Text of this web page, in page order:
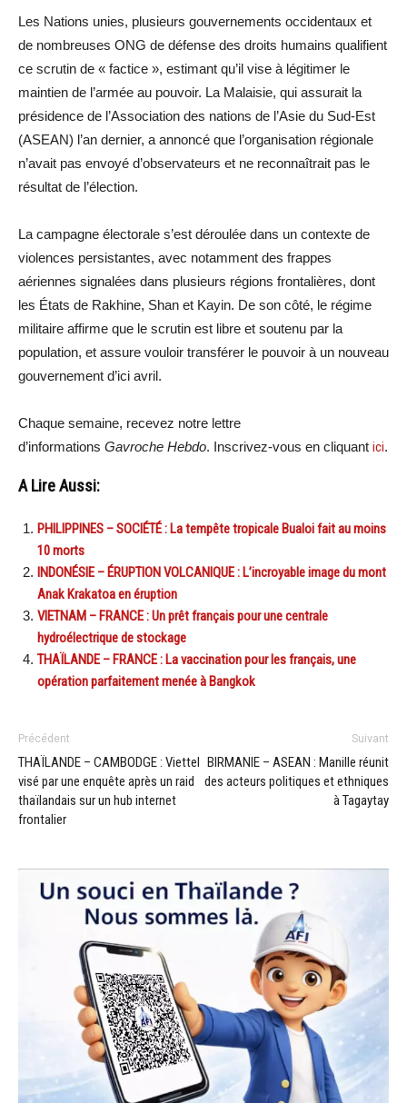
Les Nations unies, plusieurs gouvernements occidentaux et
de nombreuses ONG de défense des droits humains qualifient
ce scrutin de « factice », estimant qu’il vise à légitimer le
maintien de l’armée au pouvoir. La Malaisie, qui assurait la
présidence de l’Association des nations de l’Asie du Sud-Est
(ASEAN) l’an dernier, a annoncé que l’organisation régionale
n’avait pas envoyé d’observateurs et ne reconnaîtrait pas le
résultat de l’élection.
La campagne électorale s’est déroulée dans un contexte de
violences persistantes, avec notamment des frappes
aériennes signalées dans plusieurs régions frontalières, dont
les États de Rakhine, Shan et Kayin. De son côté, le régime
militaire affirme que le scrutin est libre et soutenu par la
population, et assure vouloir transférer le pouvoir à un nouveau
gouvernement d’ici avril.
Chaque semaine, recevez notre lettre
d’informations Gavroche Hebdo. Inscrivez-vous en cliquant ici.
A Lire Aussi:
PHILIPPINES – SOCIÉTÉ : La tempête tropicale Bualoi fait au moins
10 morts
INDONÉSIE – ÉRUPTION VOLCANIQUE : L’incroyable image du mont
Anak Krakatoa en éruption
VIETNAM – FRANCE : Un prêt français pour une centrale
hydroélectrique de stockage
THAÏLANDE – FRANCE : La vaccination pour les français, une
opération parfaitement menée à Bangkok
Précédent
THAÏLANDE – CAMBODGE : Viettel
visé par une enquête après un raid
thaïlandais sur un hub internet
frontalier
Suivant
BIRMANIE – ASEAN : Manille réunit
des acteurs politiques et ethniques
à Tagaytay